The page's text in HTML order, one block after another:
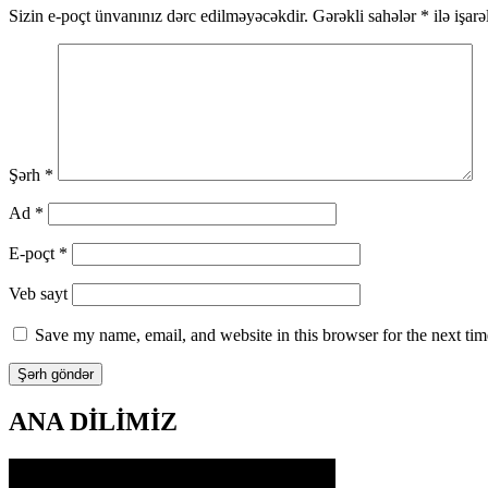
Sizin e-poçt ünvanınız dərc edilməyəcəkdir. Gərəkli sahələr * ilə
Şərh *
Ad *
E-poçt *
Veb sayt
Save my name, email, and website in this browser for the next
ANA DİLİMİZ